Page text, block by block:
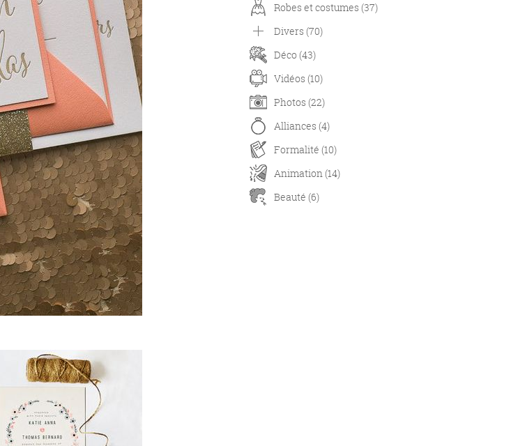
Robes et costumes (37)
Divers (70)
Déco (43)
Vidéos (10)
Photos (22)
Alliances (4)
Formalité (10)
Animation (14)
Beauté (6)